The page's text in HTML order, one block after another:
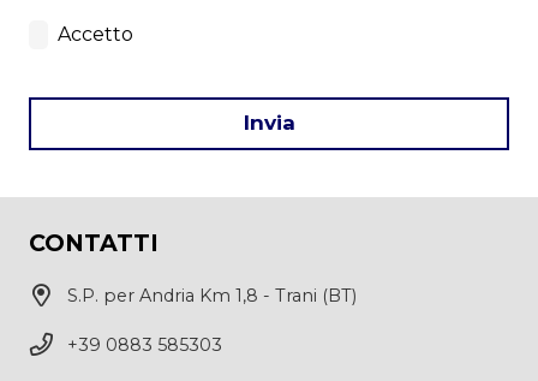
Accetto
Invia
should
be
blank
CONTATTI
S.P. per Andria Km 1,8 - Trani (BT)
+39 0883 585303